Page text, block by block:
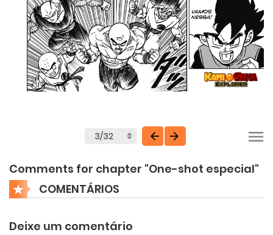
Comments for chapter "One-shot especial"
COMENTÁRIOS
Deixe um comentário